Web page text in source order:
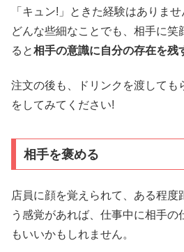
「キュン!」ときた経験はありま
どんな些細なことでも、相手に笑
ると相手の意識に自分の存在を残
注文の後も、ドリンクを渡しても
をしてみてください!
相手を褒める
店員に顔を覚えられて、ある程度
う感覚があれば、仕事中に相手
もいいかもしれません。